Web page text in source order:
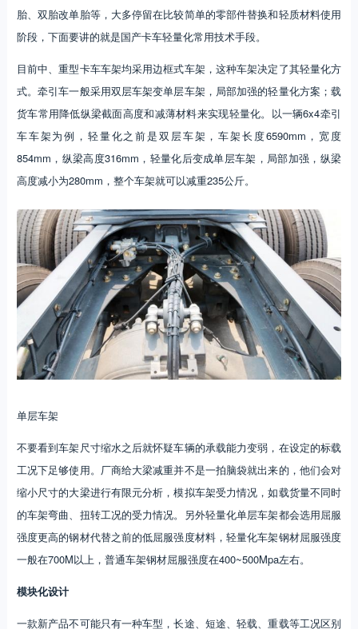
胎、双胎改单胎等，大多停留在比较简单的零部件替换和轻质材料使用
阶段，下面要讲的就是国产卡车轻量化常用技术手段。
目前中、重型卡车车架均采用边框式车架，这种车架决定了其轻量化方
式。牵引车一般采用双层车架变单层车架，局部加强的轻量化方案；载
货车常用降低纵梁截面高度和减薄材料来实现轻量化。以一辆6x4牵引
车车架为例，轻量化之前是双层车架，车架长度6590mm，宽度
854mm，纵梁高度316mm，轻量化后变成单层车架，局部加强，纵梁
高度减小为280mm，整个车架就可以减重235公斤。
单层车架
不要看到车架尺寸缩水之后就怀疑车辆的承载能力变弱，在设定的标载
工况下足够使用。厂商给大梁减重并不是一拍脑袋就出来的，他们会对
缩小尺寸的大梁进行有限元分析，模拟车架受力情况，如载货量不同时
的车架弯曲、扭转工况的受力情况。另外轻量化单层车架都会选用屈服
强度更高的钢材代替之前的低屈服强度材料，轻量化车架钢材屈服强度
一般在700M以上，普通车架钢材屈服强度在400~500Mpa左右。
模块化设计
一款新产品不可能只有一种车型，长途、短途、轻载、重载等工况区别